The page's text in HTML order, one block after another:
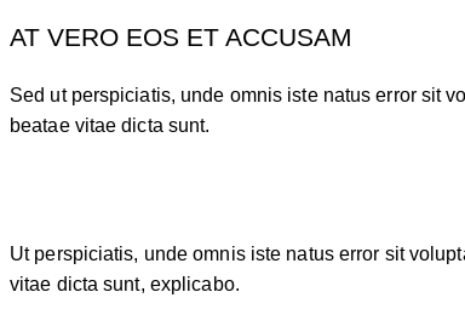
AT VERO EOS ET ACCUSAM
Sed ut perspiciatis, unde omnis iste natus error sit
beatae vitae dicta sunt.
Ut perspiciatis, unde omnis iste natus error sit
vitae dicta sunt, explicabo.